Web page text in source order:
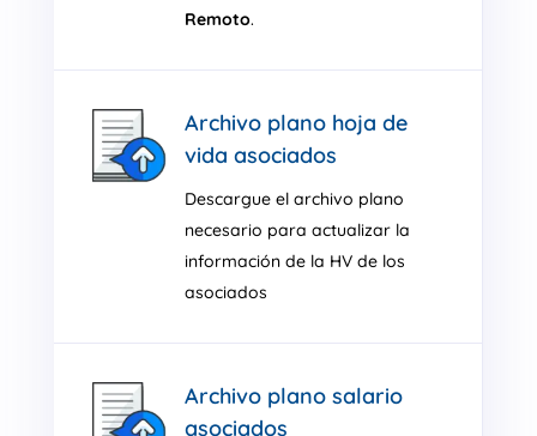
Remoto.
Archivo plano hoja de
vida asociados
Descargue el archivo plano
necesario para actualizar la
información de la HV de los
asociados
Archivo plano salario
asociados